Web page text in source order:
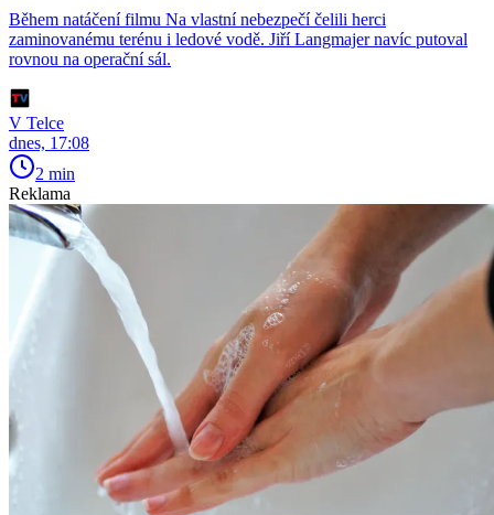
Během natáčení filmu Na vlastní nebezpečí čelili herci
zaminovanému terénu i ledové vodě. Jiří Langmajer navíc putoval
rovnou na operační sál.
V Telce
dnes, 17:08
2 min
Reklama